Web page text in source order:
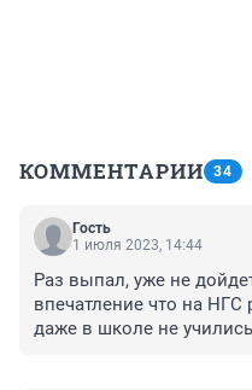
КОММЕНТАРИИ 34
Гость
1 июля 2023, 14:44
Раз выпал, уже не
впечатление что на
даже в школе не